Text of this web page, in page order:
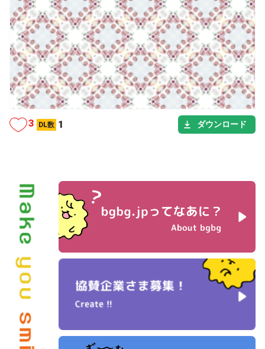
カテゴリー
シーン
タグ
3 DL数 1 ダウンロード